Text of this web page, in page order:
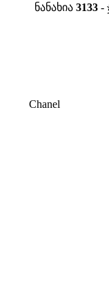
ნანახია 3133 -
Chanel